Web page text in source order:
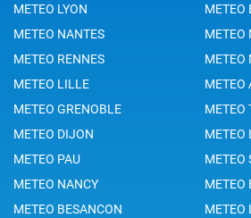
METEO LYON
METEO
METEO NANTES
METEO
METEO RENNES
METEO
METEO LILLE
METEO
METEO GRENOBLE
METEO
METEO DIJON
METEO
METEO PAU
METEO
METEO NANCY
METEO
METEO BESANCON
METEO